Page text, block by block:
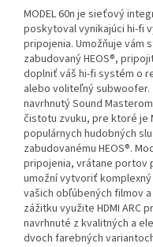
MODEL 60n je sieťový
poskytoval vynikajúci hi-fi
pripojenia. Umožňuje vám
zabudovaný HEOS®,
doplniť váš hi-fi systém o
alebo voliteľný
navrhnutý Sound
čistotu zvuku, pre ktoré je
populárnych hudobných
zabudovanému HEOS®.
pripojenia, vrátane portov
umožní vytvoriť
vašich obľúbených filmov
zážitku využite HDMI ARC
navrhnuté z kvalitných a
dvoch farebných